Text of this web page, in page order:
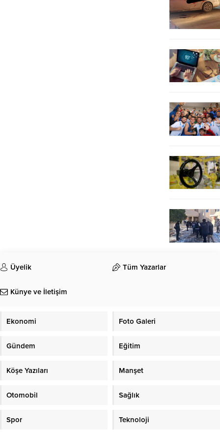
Üyelik Tüm Yazarlar
Künye ve İletişim
Ekonomi Foto Galeri
Gündem Eğitim
Köşe Yazıları Manşet
Otomobil Sağlık
Spor Teknoloji